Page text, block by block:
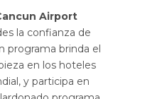
Airport
la confianza de
programa brinda el
en los hoteles
y participa en